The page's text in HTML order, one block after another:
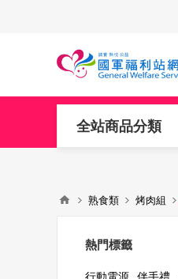
全站商品分類
熟食類 烤肉組
熱門標籤